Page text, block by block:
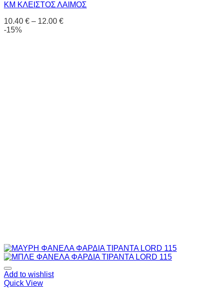
KM ΚΛΕΙΣΤΟΣ ΛΑΙΜΟΣ
10.40 € – 12.00 €
-15%
Add to wishlist
Quick View